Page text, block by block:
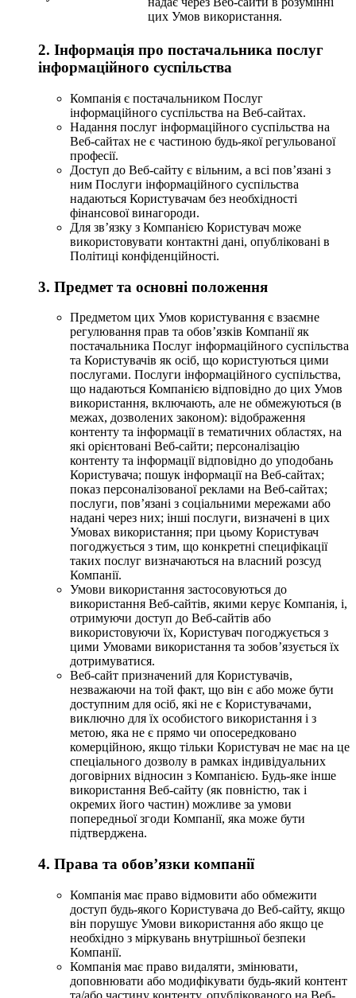
цих Умов використання.
2. Інформація про постачальника послуг
інформаційного суспільства
Компанія є постачальником Послуг
інформаційного суспільства на Веб-сайтах.
Надання послуг інформаційного суспільства на
Веб-сайтах не є частиною будь-якої регульованої
професії.
Доступ до Веб-сайту є вільним, а всі пов’язані з
ним Послуги інформаційного суспільства
надаються Користувачам без необхідності
фінансової винагороди.
Для зв’язку з Компанією Користувач може
використовувати контактні дані, опубліковані в
Політиці конфіденційності.
3. Предмет та основні положення
Предметом цих Умов користування є взаємне
регулювання прав та обов’язків Компанії як
постачальника Послуг інформаційного суспільства
та Користувачів як осіб, що користуються цими
послугами. Послуги інформаційного суспільства,
що надаються Компанією відповідно до цих Умов
використання, включають, але не обмежуються (в
межах, дозволених законом): відображення
контенту та інформації в тематичних областях, на
які орієнтовані Веб-сайти; персоналізацію
контенту та інформації відповідно до уподобань
Користувача; пошук інформації на Веб-сайтах;
показ персоналізованої реклами на Веб-сайтах;
послуги, пов’язані з соціальними мережами або
надані через них; інші послуги, визначені в цих
Умовах використання; при цьому Користувач
погоджується з тим, що конкретні специфікації
таких послуг визначаються на власний розсуд
Компанії.
Умови використання застосовуються до
використання Веб-сайтів, якими керує Компанія, і,
отримуючи доступ до Веб-сайтів або
використовуючи їх, Користувач погоджується з
цими Умовами використання та зобов’язується їх
дотримуватися.
Веб-сайт призначений для Користувачів,
незважаючи на той факт, що він є або може бути
доступним для осіб, які не є Користувачами,
виключно для їх особистого використання і з
метою, яка не є прямо чи опосередковано
комерційною, якщо тільки Користувач не має на це
спеціального дозволу в рамках індивідуальних
договірних відносин з Компанією. Будь-яке інше
використання Веб-сайту (як повністю, так і
окремих його частин) можливе за умови
попередньої згоди Компанії, яка може бути
підтверджена.
4. Права та обов’язки компанії
Компанія має право відмовити або обмежити
доступ будь-якого Користувача до Веб-сайту, якщо
він порушує Умови використання або якщо це
необхідно з міркувань внутрішньої безпеки
Компанії.
Компанія має право видаляти, змінювати,
доповнювати або модифікувати будь-який контент
та/або частину контенту, опублікованого на Веб-